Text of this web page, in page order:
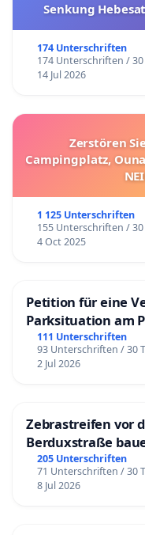
Senkung
174 Unterschriften
174 Unterschriften / 30
14 Jul 2026
Zerstören
Campingplatz,
1 125 Unterschriften
155 Unterschriften / 30
4 Oct 2025
Petition für eine
Parksituation am
111 Unterschriften
93 Unterschriften / 30
2 Jul 2026
Zebrastreifen vor
Berduxstraße
205 Unterschriften
71 Unterschriften / 30
8 Jul 2026